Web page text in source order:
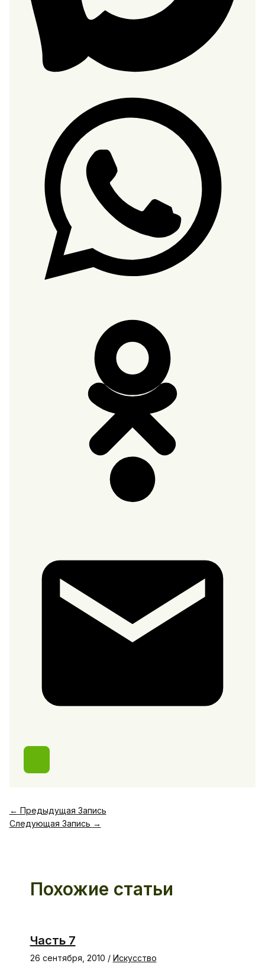
← Предыдущая Запись
Следующая Запись →
Похожие статьи
Часть 7
26 сентября, 2010 / Искусство